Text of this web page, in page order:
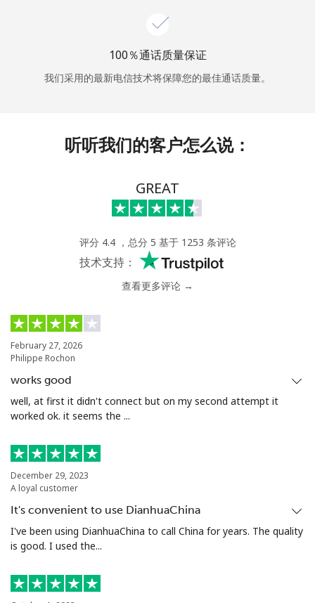
者
继续使用
100％通话质量保证
我们采用的最新电信技术将保障您的最佳通话质量。
听听我们的客户怎么说：
GREAT
评分 4.4 ，总分 5 基于 1253 条评论
技术支持：
查看更多评论 →
February 27, 2026
Philippe Rochon
works good
well, at first it didn't connect but on my second attempt it
worked ok. it seems the ...
December 29, 2023
A loyal customer
It's convenient to use DianhuaChina
I've been using DianhuaChina to call China for years. The quality
is good. I used the...